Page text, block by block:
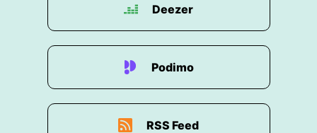
Deezer
Podimo
RSS Feed